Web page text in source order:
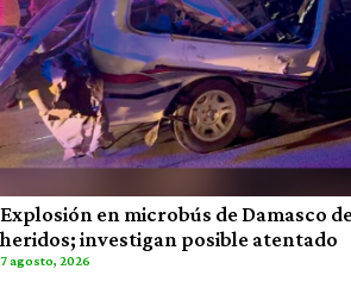
Explosión en microbús de Damasco
heridos; investigan posible atentado
7 agosto, 2026